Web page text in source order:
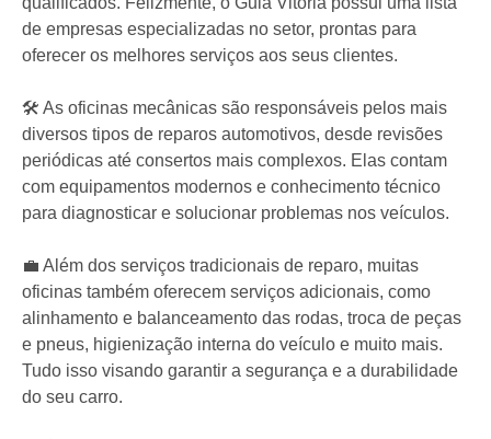
de empresas especializadas no setor, prontas para
oferecer os melhores serviços aos seus clientes.
🛠️ As oficinas mecânicas são responsáveis pelos mais
diversos tipos de reparos automotivos, desde revisões
periódicas até consertos mais complexos. Elas contam
com equipamentos modernos e conhecimento técnico
para diagnosticar e solucionar problemas nos veículos.
💼 Além dos serviços tradicionais de reparo, muitas
oficinas também oferecem serviços adicionais, como
alinhamento e balanceamento das rodas, troca de peças
e pneus, higienização interna do veículo e muito mais.
Tudo isso visando garantir a segurança e a durabilidade
do seu carro.